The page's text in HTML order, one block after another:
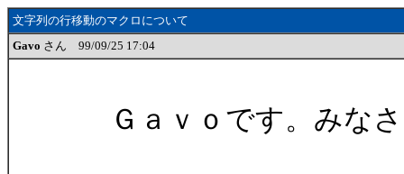
文字列の行移動のマクロについて
Gavo さん 99/09/25 17:04
Ｇａｖｏです。みな